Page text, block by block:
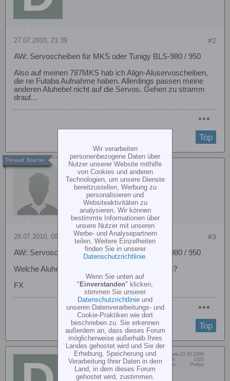
#2
27.07.2010, 21:39
AW: Servoscheiben für MKS oder Tunigy BLS-980 / 950
Also auf meinen 787MKS hab ich Align-Aluservoscheiben,
die ne Futaba Aufnahme haben. Allerdings passen meine
anderen Aluhebel nicht auf die Servos. Gehen zu stramm
drauf...
Top
fx4444
#3
28.07.2010, 09:23
AW: Servoscheiben für MKS oder Tunigy BLS-980 / 950
Welche Aluhebel hast du versucht zu montieren?
FX
Top
Deluxe1
Senior Member
Dabei seit: 27.05.2008
Beiträge:
1323
Vorname:
Philipp
Wir verarbeiten
personenbezogene Daten über
Nutzer unserer Website mithilfe
von Cookies und anderen
Technologien, um unsere Dienste
bereitzustellen, Werbung zu
personalisieren und
Websiteaktivitäten zu
analysieren. Wir können
bestimmte Informationen über
unsere Nutzer mit unseren
Werbe- und Analysepartnern
teilen. Weitere Einzelheiten
finden Sie in unserer
Datenschutzrichtlinie.
Wenn Sie unten auf
" Einverstanden" klicken,
stimmen Sie unserer
Datenschutzrichtlinie und
unseren Datenverarbeitungs- und
Cookie-Praktiken wie dort
beschrieben zu. Sie erkennen
außerdem an, dass dieses Forum
möglicherweise außerhalb Ihres
Landes gehostet wird und Sie der
Erhebung, Speicherung und
Verarbeitung Ihrer Daten in dem
Land, in dem dieses Forum
gehostet wird, zustimmen.